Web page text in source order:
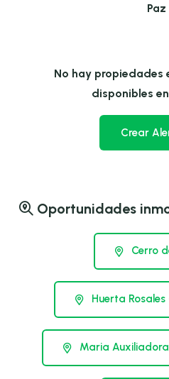
Paz
No hay propiedades
disponibles
Crear
Oportunidades
Cerro
Huerta
Maria